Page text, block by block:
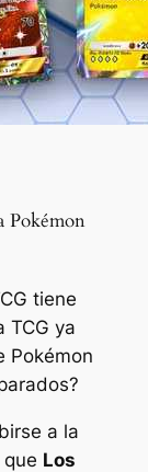
Pokémon
tiene
TCG ya
Pokémon
a la
Los